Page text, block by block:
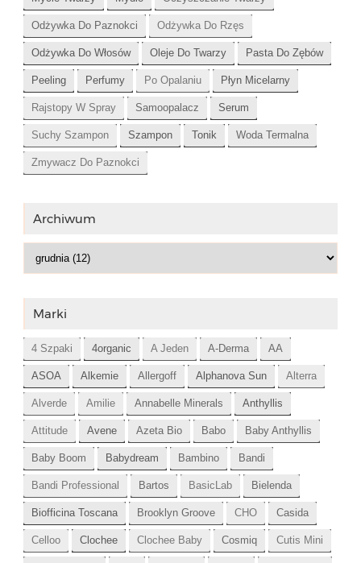
Odżywka Do Paznokci Odżywka Do Rzęs
Odżywka Do Włosów Oleje Do Twarzy Pasta Do Zębów
Peeling Perfumy Po Opalaniu Płyn Micelarny
Rajstopy W Spray Samoopalacz Serum
Suchy Szampon Szampon Tonik Woda Termalna
Zmywacz Do Paznokci
Archiwum
Marki
4 Szpaki 4organic A Jeden A-Derma AA
ASOA Alkemie Allergoff Alphanova Sun Alterra
Alverde Amilie Annabelle Minerals Anthyllis
Attitude Avene Azeta Bio Babo Baby Anthyllis
Baby Boom Babydream Bambino Bandi
Bandi Professional Bartos BasicLab Bielenda
Biofficina Toscana Brooklyn Groove CHO Casida
Celloo Clochee Clochee Baby Cosmiq Cutis Mini